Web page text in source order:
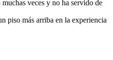
veces y no ha servido de
piso más arriba en la experiencia